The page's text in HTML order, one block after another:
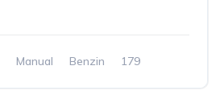
Manual Benzin 179